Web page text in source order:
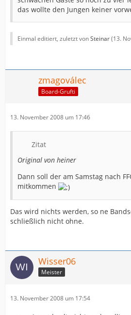
das wollte den Jungen keiner
Einmal editiert, zuletzt vonSteinar(13.
zmagoválec
Board-Grufti
13. November 2008 um 17:46
Zitat
Original von heiner
Dann soll der am Samstag nach
mitkommen
Das wird nichts werden, so ne
schließlich nicht ohne.
Wisser06
Meister
13. November 2008 um 17:54